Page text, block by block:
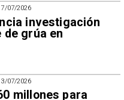
07/2026
investigación
de grúa en
07/2026
millones para